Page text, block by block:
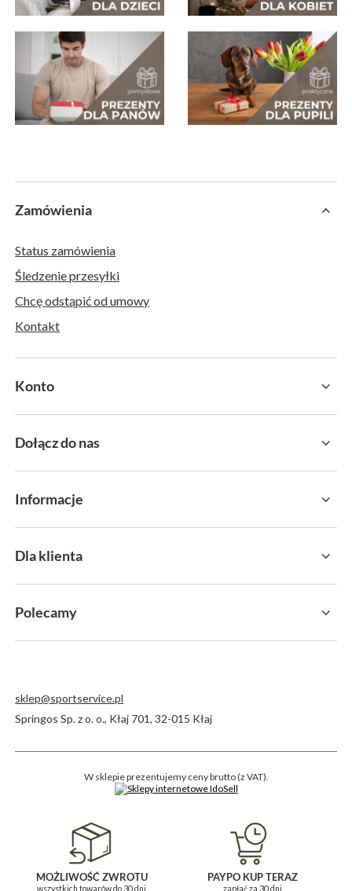
Zamówienia
Status zamówienia
Śledzenie przesyłki
Chcę odstąpić od umowy
Kontakt
Konto
Dołącz do nas
Informacje
Dla klienta
Polecamy
sklep@sportservice.pl
Springos Sp. z o. o., Kłaj 701,32-015 Kłaj
W sklepie prezentujemy ceny brutto (z VAT).
MOŻLIWOŚĆ ZWROTU
wszystkich towarów do 30 dni
PAYPO KUP TERAZ
zapłać za 30 dni